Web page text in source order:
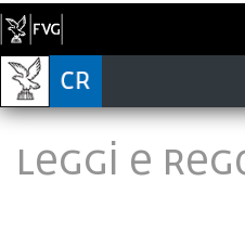
LEGGI E